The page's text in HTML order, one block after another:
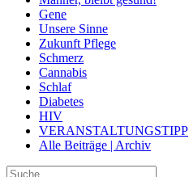
Gene
Unsere Sinne
Zukunft Pflege
Schmerz
Cannabis
Schlaf
Diabetes
HIV
VERANSTALTUNGSTIPP
Alle Beiträge | Archiv